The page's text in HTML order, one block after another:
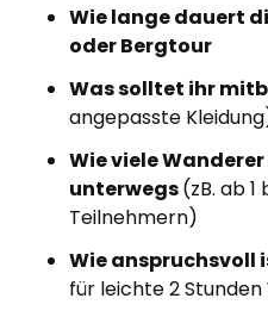
Wie lange dauert
oder Bergtour
Was solltet ihr
angepasste
Wie viele
unterwegs(zB. ab 1
Teilnehmern)
Wie anspruchsvoll
für leichte 2